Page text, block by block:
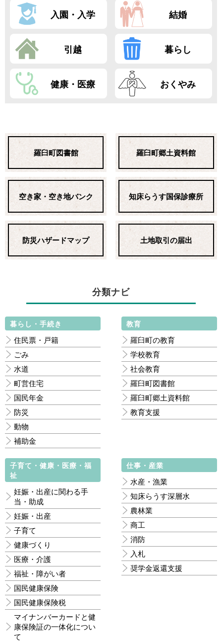
入園・入学 結婚
引越 暮らし
健康・医療 おくやみ
羅臼町図書館 羅臼町郷土資料館
空き家・空き地バンク 知床らうす国保診療所
防災ハザードマップ 土地取引の届出
分類ナビ
暮らし・手続き
住民票・戸籍
ごみ
水道
町営住宅
国民年金
防災
動物
補助金
教育
羅臼町の教育
学校教育
社会教育
羅臼町図書館
羅臼町郷土資料館
教育支援
子育て・健康・医療・福
祉
妊娠・出産に関わる手
当・助成
妊娠・出産
子育て
健康づくり
医療・介護
福祉・障がい者
国民健康保険
国民健康保険税
マイナンバーカードと健
康保険証の一体化につい
て
仕事・産業
水産・漁業
知床らうす深層水
農林業
商工
消防
入札
奨学金返還支援